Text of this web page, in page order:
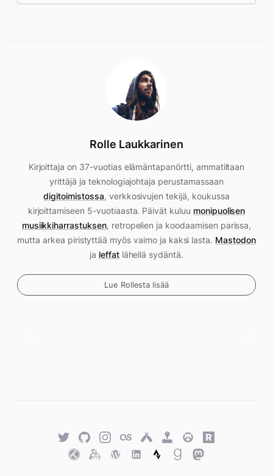
Rolle Laukkarinen
Kirjoittaja on 37-vuotias elämäntapanörtti, ammatiltaan
yrittäjä ja teknologiajohtaja perustamassaan
digitoimistossa, verkkosivujen tekijä, koukussa
kirjoittamiseen 5-vuotiaasta. Päivät kuluu monipuolisen
musiikkiharrastuksen, retropelien ja koodaamisen parissa,
mutta arkea piristyttää myös vaimo ja kaksi lasta. Mastodon
ja leffatlähellä sydäntä.
Lue Rollesta lisää
TwitterGitHubTwitterLast.fmUntappd
Retro
Achievements
Overwatch
Rawg.io
TraktKeybaseWordPress
WordPress
StravaGoodreads
Mastodon